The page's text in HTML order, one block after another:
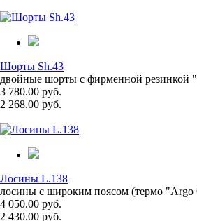
Шорты Sh.43
двойные шорты с фирменной резинкой
3 780.00 руб.
2 268.00 руб.
Лосины L.138
лосины с широким поясом (термо "Argo
4 050.00 руб.
2 430.00 руб.